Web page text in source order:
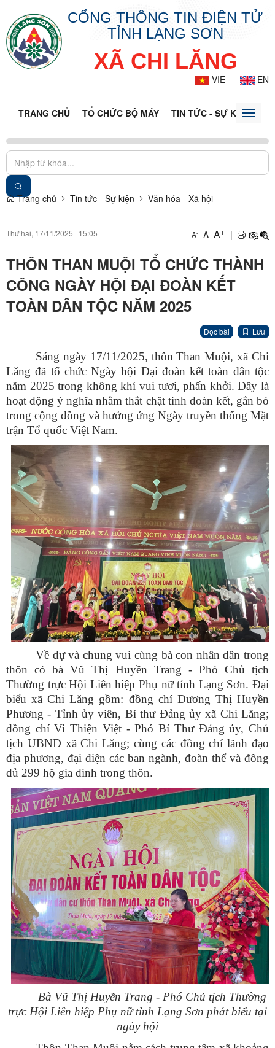
CỔNG THÔNG TIN ĐIỆN TỬ
TỈNH LẠNG SƠN
XÃ CHI LĂNG
VIE EN
TRANG CHỦ TỔ CHỨC BỘ MÁY TIN TỨC - SỰ KIỆNToggle
Trang chủ Tin tức - Sự kiện Văn hóa - Xã hội
Thứ hai, 17/11/2025 | 15:05 A- A A+ |
THÔN THAN MUỘI TỔ CHỨC THÀNH
CÔNG NGÀY HỘI ĐẠI ĐOÀN KẾT
TOÀN DÂN TỘC NĂM 2025
Đọc bài Lưu
Sáng ngày 17/11/2025, thôn Than Muội, xã Chi
Lăng đã tổ chức Ngày hội Đại đoàn kết toàn dân tộc
năm 2025 trong không khí vui tươi, phấn khởi. Đây là
hoạt động ý nghĩa nhằm thắt chặt tình đoàn kết, gắn bó
trong cộng đồng và hưởng ứng Ngày truyền thống Mặt
trận Tổ quốc Việt Nam.
Về dự và chung vui cùng bà con nhân dân trong
thôn có bà Vũ Thị Huyền Trang - Phó Chủ tịch
Thường trực Hội Liên hiệp Phụ nữ tỉnh Lạng Sơn. Đại
biểu xã Chi Lăng gồm: đồng chí Dương Thị Huyền
Phương - Tỉnh ủy viên, Bí thư Đảng ủy xã Chi Lăng;
đồng chí Vi Thiện Việt - Phó Bí Thư Đảng ủy, Chủ
tịch UBND xã Chi Lăng; cùng các đồng chí lãnh đạo
địa phương, đại diện các ban ngành, đoàn thể và đông
đủ 299 hộ gia đình trong thôn.
Bà Vũ Thị Huyền Trang - Phó Chủ tịch Thường
trực Hội Liên hiệp Phụ nữ tỉnh Lạng Sơn phát biểu tại
ngày hội